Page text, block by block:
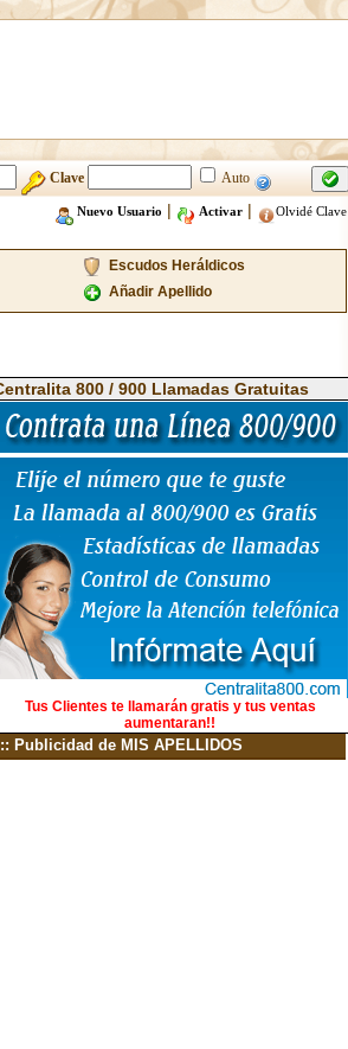
Clave Auto
Nuevo Usuario | Activar| Olvidé Clave
Escudos Heráldicos
Añadir Apellido
800 / 900 Llamadas Gratuitas
Tus Clientes te llamarán gratis y tus ventas
aumentaran!!
:: Publicidad de MIS APELLIDOS